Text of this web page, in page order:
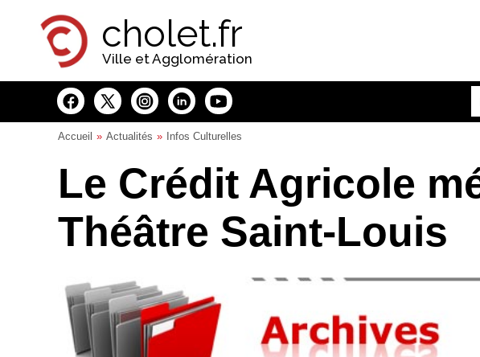
cholet.fr
Ville et Agglomération
Accueil Actualités Infos Culturelles
Le Crédit Agricole
Théâtre Saint-Louis